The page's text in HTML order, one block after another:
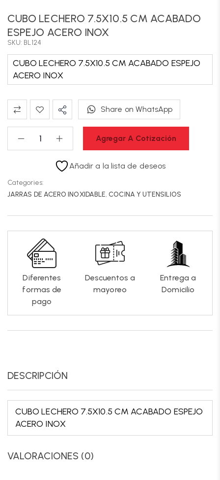
CUBO LECHERO 7.5X10.5 CM ACABADO
ESPEJO ACERO INOX
SKU: BL124
CUBO LECHERO 7.5X10.5 CM ACABADO ESPEJO
ACERO INOX
Agregar A Cotización
Share on WhatsApp
Añadir a la lista de deseos
Categories:
JARRAS DE ACERO INOXIDABLE,COCINA Y UTENSILIOS
Diferentes
formas de
pago
Descuentos a
mayoreo
Entrega a
Domicilio
DESCRIPCIÓN
CUBO LECHERO 7.5X10.5 CM ACABADO ESPEJO
ACERO INOX
VALORACIONES (0)